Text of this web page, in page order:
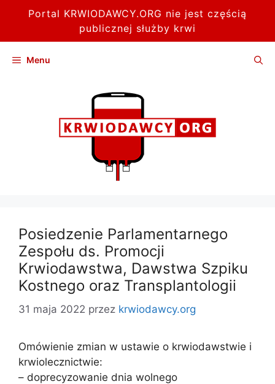
Portal KRWIODAWCY.ORG nie jest częścią
publicznej służby krwi
Menu
Posiedzenie Parlamentarnego
Zespołu ds. Promocji
Krwiodawstwa, Dawstwa Szpiku
Kostnego oraz Transplantologii
31 maja 2022 przez krwiodawcy.org
Omówienie zmian w ustawie o krwiodawstwie i
krwiolecznictwie:
– doprecyzowanie dnia wolnego